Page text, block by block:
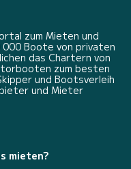
zum Mieten und
Boote von privaten
das Chartern von
zum besten
und Bootsverleih
und Mieter
mieten?